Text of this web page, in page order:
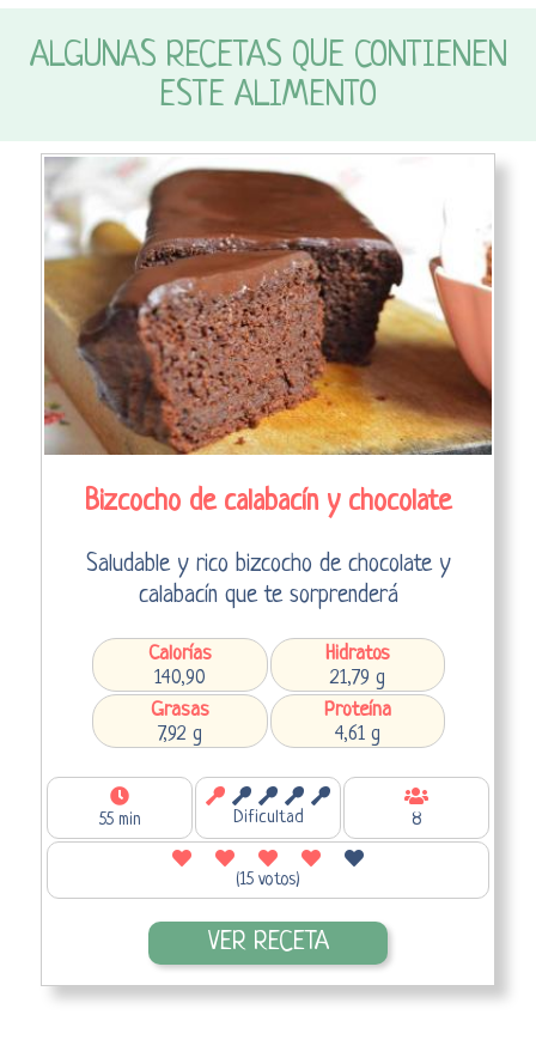
ALGUNAS RECETAS QUE CONTIENEN
ESTE ALIMENTO
Bizcocho de calabacín y chocolate
Saludable y rico bizcocho de chocolate y
calabacín que te sorprenderá
Calorías
140,90
Hidratos
21,79 g
Grasas
7,92 g
Proteína
4,61 g
55 min Dificultad 8
(15 votos)
VER RECETA